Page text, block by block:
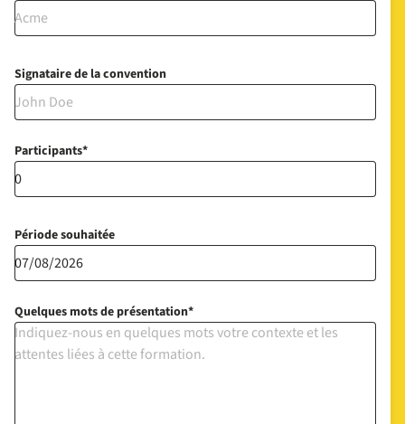
Signataire de la convention
Participants
Période souhaitée
Quelques mots de présentation